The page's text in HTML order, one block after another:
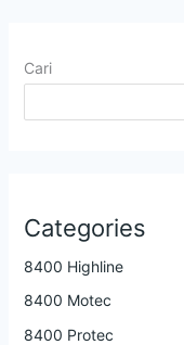
Cari
Categories
8400 Highline
8400 Motec
8400 Protec